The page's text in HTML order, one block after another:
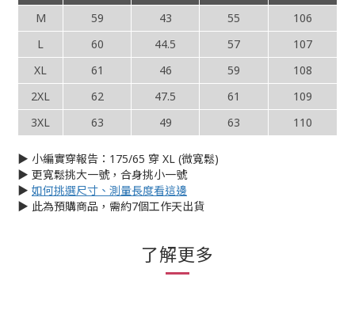
M
59 43 55
106
L
60 44.5 57
107
XL
61 46 59
108
2XL
62 47.5 61
109
3XL
63 49 63 110
▶︎ 小編實穿報告：175/65 穿 XL (微寬鬆)
▶︎ 更寬鬆挑大一號，合身挑小一號
▶︎ 如何挑選尺寸、測量長度看這邊
▶︎ 此為預購商品，需約7個工作天出貨
了解更多